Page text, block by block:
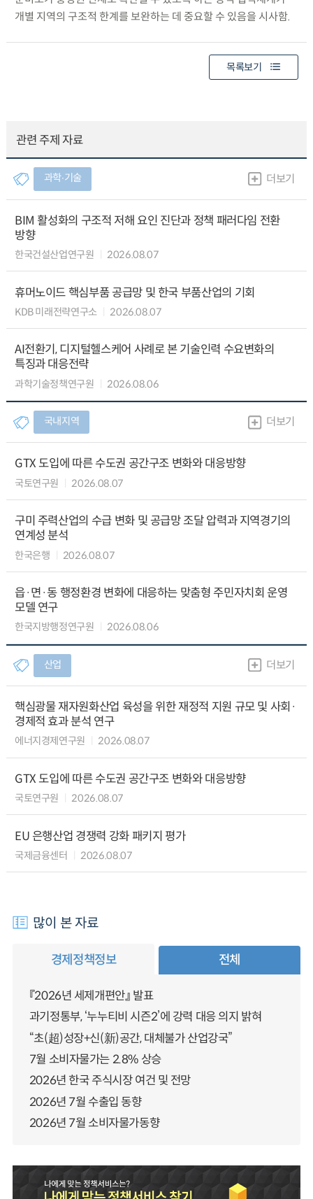
개별 지역의 구조적 한계를 보완하는 데 중요할 수 있음을 시사함.
목록보기
관련 주제 자료
과학∙기술 더보기
BIM 활성화의 구조적 저해 요인 진단과 정책 패러다임 전환
방향
한국건설산업연구원 2026.08.07
휴머노이드 핵심부품 공급망 및 한국 부품산업의 기회
KDB 미래전략연구소 2026.08.07
AI전환기, 디지털헬스케어 사례로 본 기술인력 수요변화의
특징과 대응전략
과학기술정책연구원 2026.08.06
국내지역 더보기
GTX 도입에 따른 수도권 공간구조 변화와 대응방향
국토연구원 2026.08.07
구미 주력산업의 수급 변화 및 공급망 조달 압력과 지역경기의
연계성 분석
한국은행 2026.08.07
읍·면·동 행정환경 변화에 대응하는 맞춤형 주민자치회 운영
모델 연구
한국지방행정연구원 2026.08.06
산업 더보기
핵심광물 재자원화산업 육성을 위한 재정적 지원 규모 및 사회·
경제적 효과 분석 연구
에너지경제연구원 2026.08.07
GTX 도입에 따른 수도권 공간구조 변화와 대응방향
국토연구원 2026.08.07
EU 은행산업 경쟁력 강화 패키지 평가
국제금융센터 2026.08.07
많이 본 자료
경제정책정보 전체
『2026년 세제개편안』 발표
과기정통부, ‘누누티비 시즌2’에 강력 대응 의지 밝혀
“초(超)성장+신(新)공간, 대체불가 산업강국”
7월 소비자물가는 2.8% 상승
2026년 한국 주식시장 여건 및 전망
2026년 7월 수출입 동향
2026년 7월 소비자물가동향